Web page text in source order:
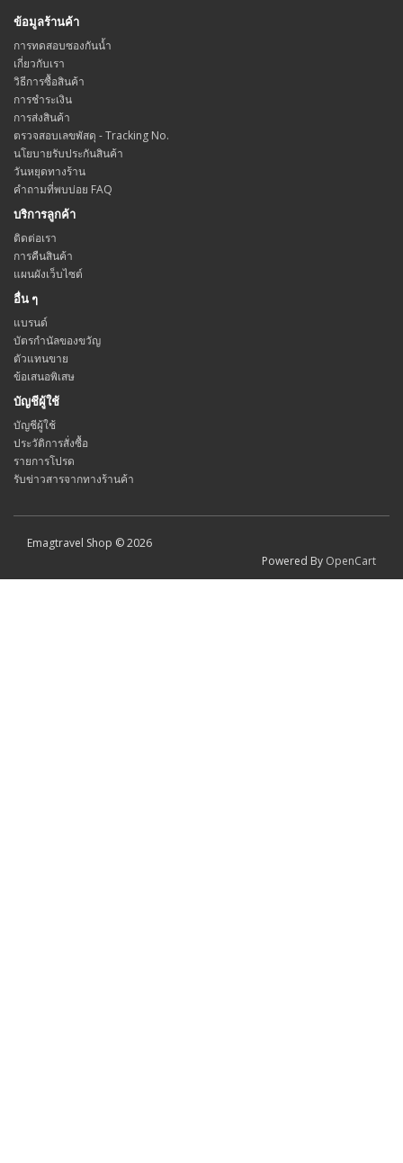
ข้อมูลร้านค้า
การทดสอบซองกันน้ำ
เกี่ยวกับเรา
วิธีการซื้อสินค้า
การชำระเงิน
การส่งสินค้า
ตรวจสอบเลขพัสดุ - Tracking No.
นโยบายรับประกันสินค้า
วันหยุดทางร้าน
คำถามที่พบบ่อย FAQ
บริการลูกค้า
ติดต่อเรา
การคืนสินค้า
แผนผังเว็บไซต์
อื่น ๆ
แบรนด์
บัตรกำนัลของขวัญ
ตัวแทนขาย
ข้อเสนอพิเสษ
บัญชีผู้ใช้
บัญชีผู้ใช้
ประวัติการสั่งซื้อ
รายการโปรด
รับข่าวสารจากทางร้านค้า
Emagtravel Shop © 2026
Powered By OpenCart